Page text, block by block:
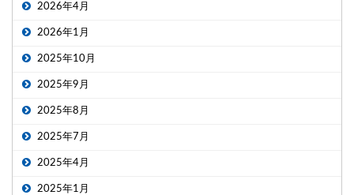
2026年4月
2026年1月
2025年10月
2025年9月
2025年8月
2025年7月
2025年4月
2025年1月